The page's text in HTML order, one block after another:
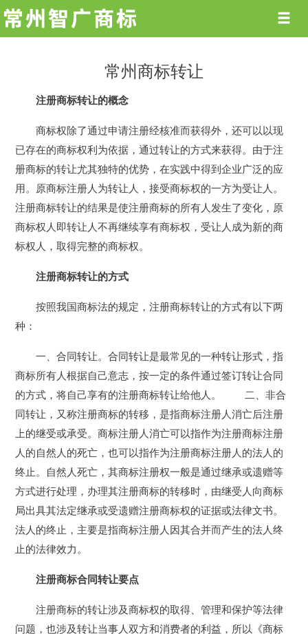
常州商标转让
注册商标转让的概念
商标权除了通过申请注册经核准而获得外，还可以以现
已存在的商标权利为依据，通过转让的方式来获得。由于注
册商标的转让尤其独特的优势，在实践中得到企业广泛的应
用。原商标注册人为转让人，接受商标权的一方为受让人。
注册商标转让的结果是使注册商标的所有人发生了变化，原
商标权人即转让人不再继续享有商标权，受让人成为新的商
标权人，取得完整的商标权。
注册商标转让的方式
按照我国商标法的规定，注册商标转让的方式有以下两
种：
一、合同转让。合同转让是最常见的一种转让形式，指
商标所有人根据自己意志，按一定的条件通过签订转让合同
的方式，将自己享有的注册商标转让给他人。 二、非合
同转让，又称注册商标的转移，是指商标注册人消亡后注册
上的继受或承受。商标注册人消亡可以指作为注册商标注册
人的自然人的死亡，也可以指作为注册商标注册人的法人的
终止。自然人死亡，其商标注册权一般是通过继承或遗赠等
方式进行处理，办理其注册商标的转移时，由继受人向商标
局出具其法定继承或受遗赠注册商标权的证据或法律文书。
法人的终止，主要是指商标注册人因其合并而产生的法人终
止的法律效力。
注册商标合同转让要点
注册商标的转让涉及商标权的取得、管理和保护等法律
问题，也涉及转让当事人双方和消费者的利益，所以《商标